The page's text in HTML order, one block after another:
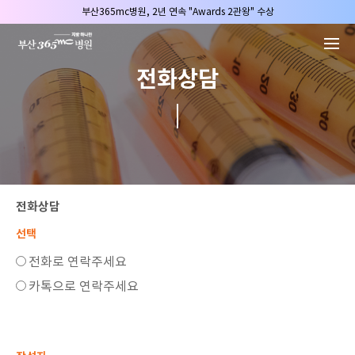
부산365mc병원, 2년 연속 "Awards 2관왕" 수상
2025 "부산365mc 보건복지부 장관상" 수상!
부산365mc병원, 8/15(토) 광복절 정상진료
부산365mc병원, 2년 연속 "Awards 2관왕" 수상
2025 "부산365mc 보건복지부 장관상" 수상!
전화상담
전화상담
선택
전화로 연락주세요
카톡으로 연락주세요